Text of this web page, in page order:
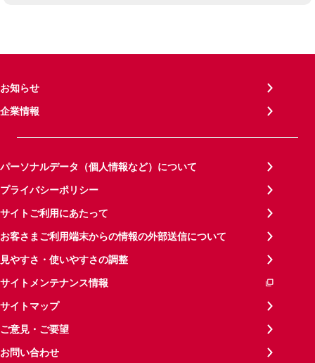
お知らせ
企業情報
パーソナルデータ（個人情報など）について
プライバシーポリシー
サイトご利用にあたって
お客さまご利用端末からの情報の外部送信について
見やすさ・使いやすさの調整
サイトメンテナンス情報
サイトマップ
ご意見・ご要望
お問い合わせ